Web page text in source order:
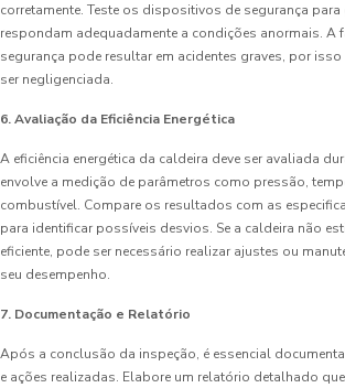
corretamente. Teste os dispositivos de segurança para
respondam adequadamente a condições anormais. A
segurança pode resultar em acidentes graves, por
ser negligenciada.
6. Avaliação da Eficiência Energética
A eficiência energética da caldeira deve ser avaliada
envolve a medição de parâmetros como pressão,
combustível. Compare os resultados com as
para identificar possíveis desvios. Se a caldeira não
eficiente, pode ser necessário realizar ajustes ou
seu desempenho.
7. Documentação e Relatório
Após a conclusão da inspeção, é essencial
e ações realizadas. Elabore um relatório detalhado